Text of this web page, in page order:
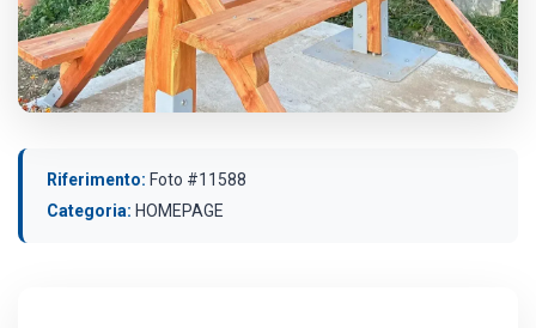
Riferimento: Foto #11588
Categoria: HOMEPAGE